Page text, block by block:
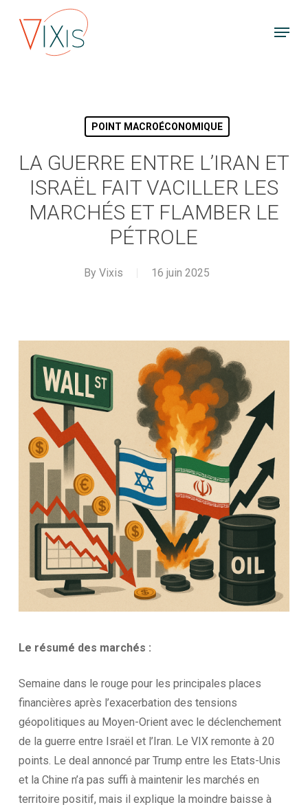
Menu
POINT MACROÉCONOMIQUE
LA GUERRE ENTRE L’IRAN ET
ISRAËL FAIT VACILLER LES
MARCHÉS ET FLAMBER LE
PÉTROLE
By Vixis 16 juin 2025
Le résumé des marchés :
Semaine dans le rouge pour les principales places
financières après l’exacerbation des tensions
géopolitiques au Moyen-Orient avec le déclenchement
de la guerre entre Israël et l’Iran. Le VIX remonte à 20
points. Le deal annoncé par Trump entre les Etats-Unis
et la Chine n’a pas suffi à maintenir les marchés en
territoire positif, mais il explique la moindre baisse à